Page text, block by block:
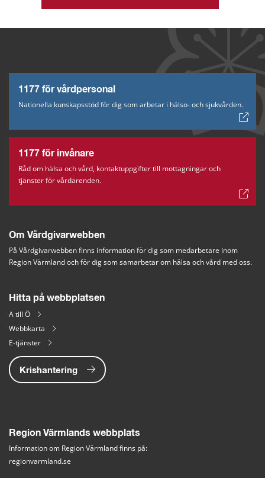
1177 för vårdpersonal
Nationella kunskapsstöd för dig som arbetar i hälso- och sjukvården.
1177 för invånare
Råd om hälsa och vård, kontaktuppgifter till mottagningar och
tjänster för vårdärenden.
Om Vårdgivarwebben
På Vårdgivarwebben finns information för dig som medarbetare inom
Region Värmland och för dig som samarbetar om hälsa och vård med oss.
Hitta på webbplatsen
A till Ö
Webbkarta
E-tjänster
Krishantering
Region Värmlands webbplats
Information om Region Värmland finns på:
regionvarmland.se